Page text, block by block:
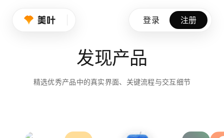
登录 注册
设计师的品味养成
发现产品
精选优秀产品中的真实界面、关键流程与交互细节